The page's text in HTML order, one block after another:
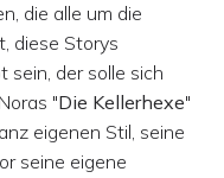
die alle um die
diese Storys
sein, der solle sich
"Die Kellerhexe"
eigenen Stil, seine
seine eigene